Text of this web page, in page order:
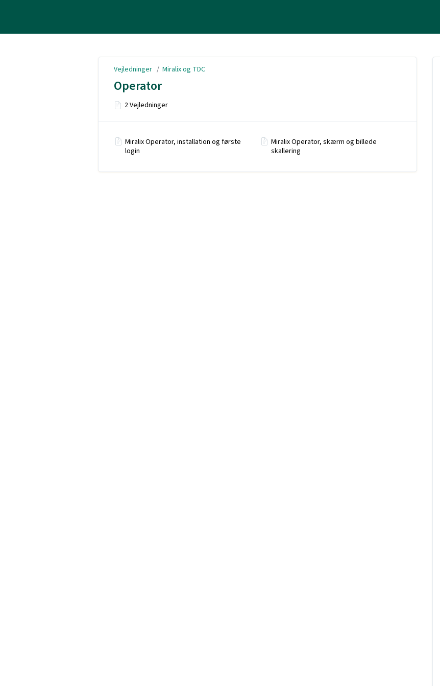
Vejledninger / Miralix og TDC
Operator
2 Vejledninger
Miralix Operator, installation og første
login
Miralix Operator, skærm og billede
skallering